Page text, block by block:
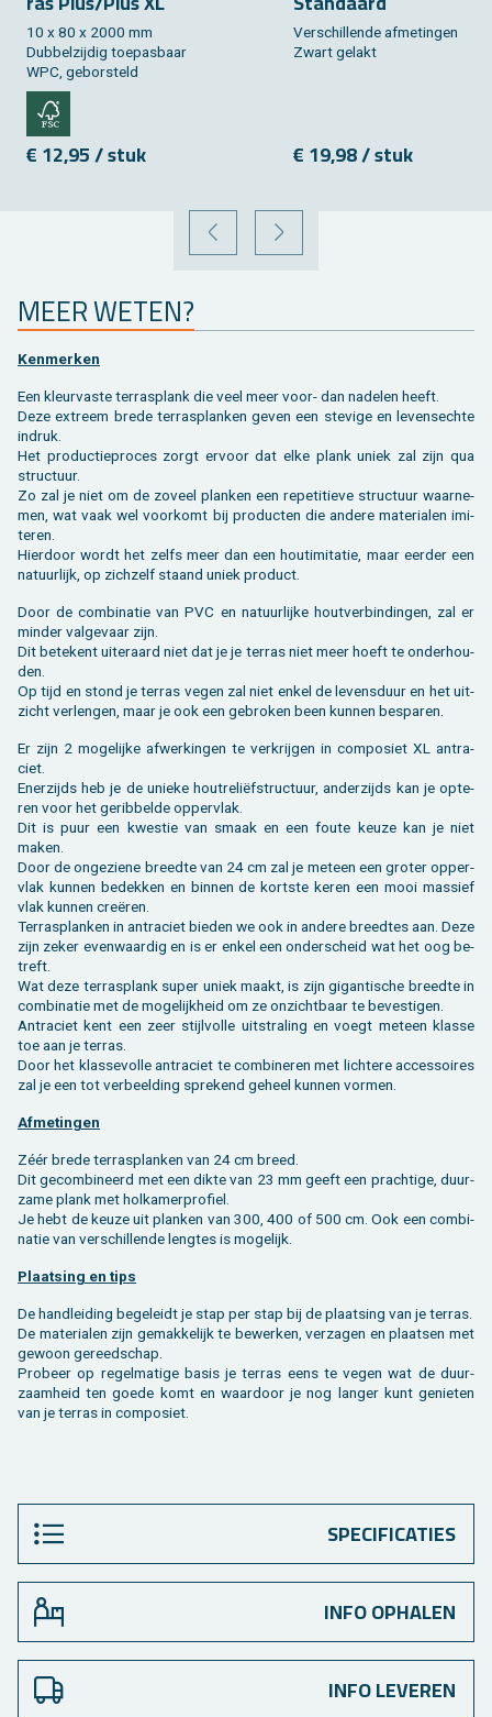
10 x 80 x 2000 mm
Dub­bel­zij­dig toe­pas­baar
WPC, ge­bor­steld
€ 12,95 / stuk
Ver­schil­len­de af­me­tin­gen
Zwart ge­lakt
€ 19,98 / stuk
VORIGE VOLGENDE
MEER WETEN?
Ken­mer­ken
Een kleur­vas­te ter­ras­plank die veel meer voor- dan na­de­len heeft.
Deze ex­treem brede terras­planken geven een ste­vi­ge en le­vens­ech­te
in­druk.
Het pro­duc­tie­pro­ces zorgt er­voor dat elke plank uniek zal zijn qua
struc­tuur.
Zo zal je niet om de zo­veel plan­ken een re­pe­ti­tie­ve struc­tuur waar­ne­
men, wat vaak wel voor­komt bij pro­duc­ten die an­de­re ma­te­ri­a­len imi­
te­ren.
Hier­door wordt het zelfs meer dan een hou­ti­mi­ta­tie, maar eer­der een
na­tuur­lijk, op zich­zelf staand uniek pro­duct.
Door de com­bi­na­tie van PVC en na­tuur­lij­ke hout­ver­bin­din­gen, zal er
min­der val­ge­vaar zijn.
Dit be­te­kent ui­ter­aard niet dat je je ter­ras niet meer hoeft te on­der­hou­
den.
Op tijd en stond je ter­ras vegen zal niet enkel de le­vens­duur en het uit­
zicht ver­len­gen, maar je ook een ge­bro­ken been kun­nen be­spa­ren.
Er zijn 2 mo­ge­lij­ke af­wer­kin­gen te ver­krij­gen in com­po­siet XL an­tra­
ciet.
Ener­zijds heb je de unie­ke hout­re­liëfstruc­tuur, an­der­zijds kan je op­te­
ren voor het ge­rib­bel­de op­per­vlak.
Dit is puur een kwes­tie van smaak en een foute keuze kan je niet
maken.
Door de on­ge­zie­ne breed­te van 24 cm zal je met­een een gro­ter op­per­
vlak kun­nen be­dek­ken en bin­nen de kort­ste keren een mooi mas­sief
vlak kun­nen creëren.
Ter­ras­plan­ken in an­tra­ciet bie­den we ook in an­de­re breed­tes aan. Deze
zijn zeker even­waar­dig en is er enkel een on­der­scheid wat het oog be­
treft.
Wat deze ter­ras­plank super uniek maakt, is zijn gi­gan­ti­sche breed­te in
com­bi­na­tie met de mo­ge­lijk­heid om ze on­zicht­baar te be­ves­ti­gen.
An­tra­ciet kent een zeer stijl­vol­le uit­stra­ling en voegt met­een klas­se
toe aan je ter­ras.
Door het klas­se­vol­le an­tra­ciet te com­bi­ne­ren met lich­te­re ac­ces­soi­res
zal je een tot ver­beel­ding spre­kend ge­heel kun­nen vor­men.
Af­me­tin­gen
Zéér brede terras­planken van 24 cm breed.
Dit ge­com­bi­neerd met een dikte van 23 mm geeft een prach­ti­ge, duur­
za­me plank met hol­ka­mer­pro­fiel.
Je hebt de keuze uit plan­ken van 300, 400 of 500 cm. Ook een com­bi­
na­tie van ver­schil­len­de leng­tes is mo­ge­lijk.
Plaat­sing en tips
De hand­lei­ding be­ge­leidt je stap per stap bij de plaat­sing van je ter­ras.
De ma­te­ri­a­len zijn ge­mak­ke­lijk te be­wer­ken, ver­za­gen en plaat­sen met
ge­woon ge­reed­schap.
Pro­beer op re­gel­ma­ti­ge basis je ter­ras eens te vegen wat de duur­
zaam­heid ten goede komt en waar­door je nog lan­ger kunt ge­nie­ten
van je ter­ras in com­po­siet.
SPECIFICATIES
INFO OPHALEN
INFO LEVEREN